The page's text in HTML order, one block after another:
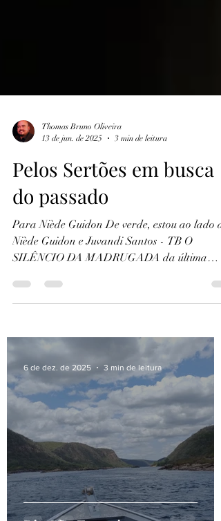
13 de jun. de 2025
3 min de leitura
Pelos Sertões em busca
do passado
Para Niède Guidon De verde, estou ao lado de
SILÊNCIO DA MADRUGADA da última
quarta-feira...
6 de dez. de 2025 3 min de leitura